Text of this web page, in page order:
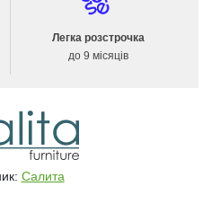
Легка розстрочка
до 9 місяців
Салита